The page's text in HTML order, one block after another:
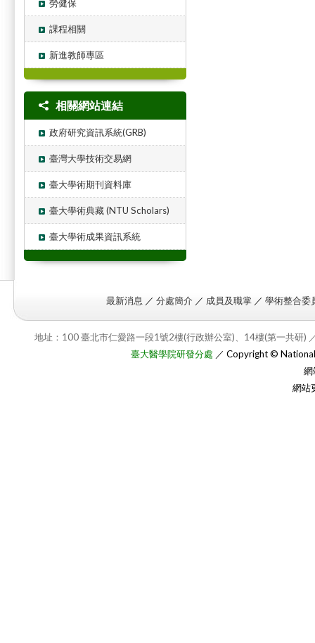
勞健保
課程相關
新進教師專區
相關網站連結
政府研究資訊系統(GRB)
臺灣大學技術交易網
臺大學術期刊資料庫
臺大學術典藏 (NTU Scholars)
臺大學術成果資訊系統
最新消息 ／ 分處簡介 ／ 成員及職掌 ／ 學術整合委
地址：100 臺北市仁愛路一段1號2樓(行政辦公室)、14樓(第一共研)
臺大醫學院研發分處 ／ Copyright ©
網
網站